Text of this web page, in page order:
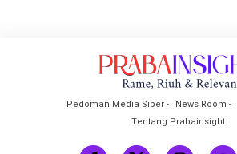
Pedoman Media Siber News Room
Tentang Prabainsight